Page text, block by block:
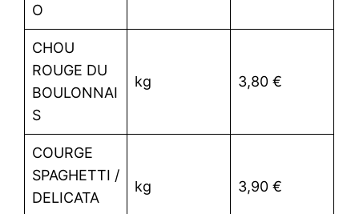
O
CHOU
ROUGE DU
BOULONNAI
S
kg 3,80 €
COURGE
SPAGHETTI /
DELICATA
kg 3,90 €